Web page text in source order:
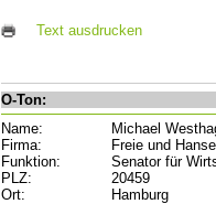
Text ausdrucken
O-Ton:
Name:
Michael
Firma:
Freie und
Funktion:
Senator für
PLZ:
20459
Ort:
Hamburg